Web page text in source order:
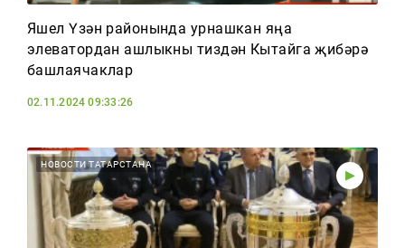
Яшел Үзән районында урнашкан яңа
элеватордан ашлыкны тиздән Кытайга җибәрә
башлаячаклар
02.11.2024 09:33:26
НОВОСТИ ТАТАРСТАНА